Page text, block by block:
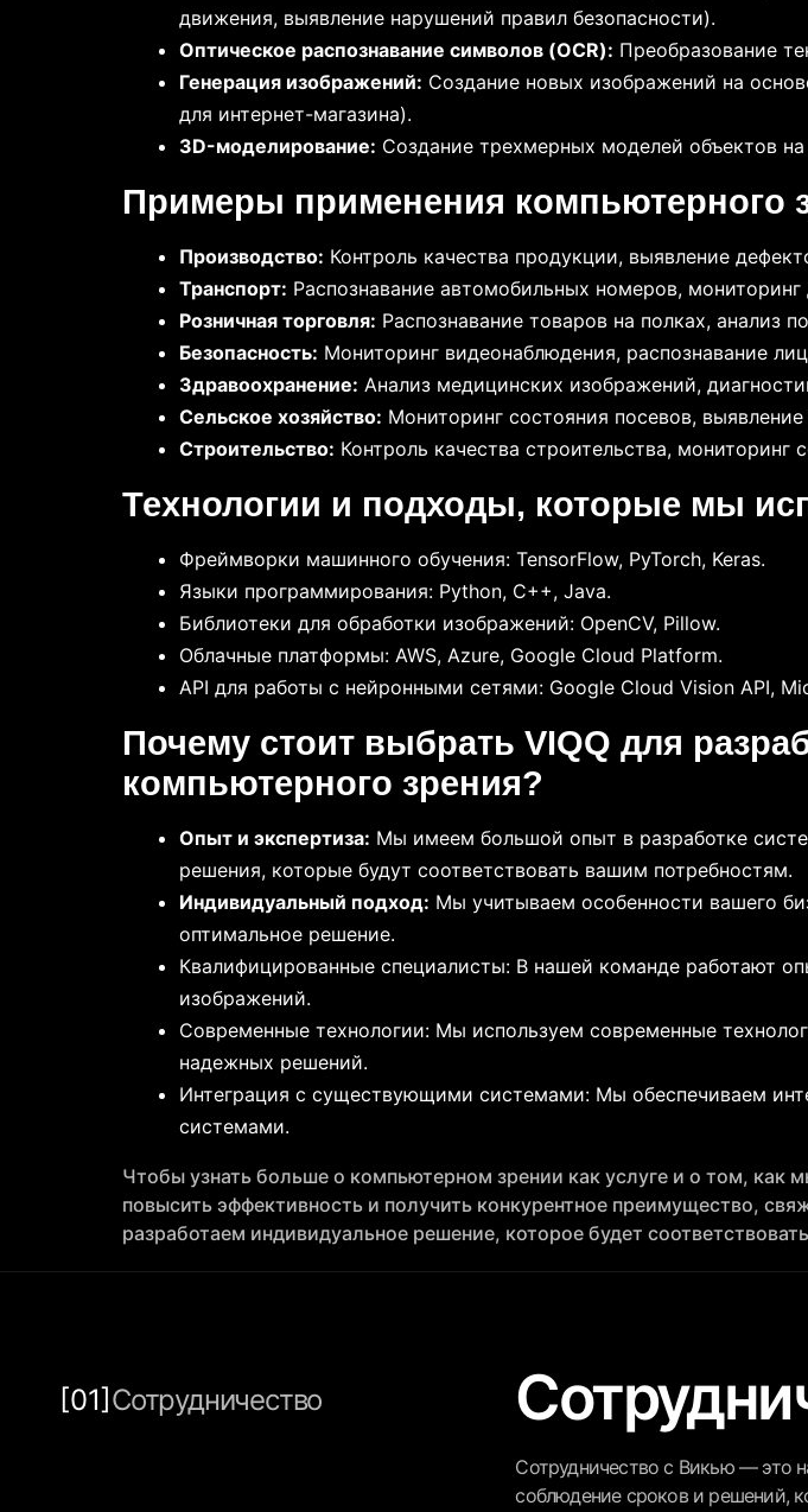
движения, выявление нарушений правил безопасности).
Оптическое распознавание символов (OCR): Преобразование
Генерация изображений: Создание новых изображений на
для интернет-магазина).
3D-моделирование: Создание трехмерных моделей объектов
Примеры применения компьютерного
Производство: Контроль качества продукции, выявление
Транспорт: Распознавание автомобильных номеров,
Розничная торговля: Распознавание товаров на полках, анализ
Безопасность: Мониторинг видеонаблюдения, распознавание
Здравоохранение: Анализ медицинских изображений,
Сельское хозяйство: Мониторинг состояния посевов,
Строительство: Контроль качества строительства, мониторинг
Технологии и подходы, которые мы
Фреймворки машинного обучения: TensorFlow, PyTorch, Keras.
Языки программирования: Python, C++, Java.
Библиотеки для обработки изображений: OpenCV, Pillow.
Облачные платформы: AWS, Azure, Google Cloud Platform.
API для работы с нейронными сетями: Google Cloud Vision API,
Почему стоит выбрать VIQQ для
компьютерного зрения?
Опыт и экспертиза: Мы имеем большой опыт в разработке
решения, которые будут соответствовать вашим потребностям.
Индивидуальный подход: Мы учитываем особенности вашего
оптимальное решение.
Квалифицированные специалисты: В нашей команде работают
изображений.
Современные технологии: Мы используем современные
надежных решений.
Интеграция с существующими системами: Мы обеспечиваем
системами.
Чтобы узнать больше о компьютерном зрении как услуге и о том,
повысить эффективность и получить конкурентное преимущество,
разработаем индивидуальное решение, которое будет
[01] Сотрудничество
Сотрудничество с Викью — это
соблюдение сроков и решений,